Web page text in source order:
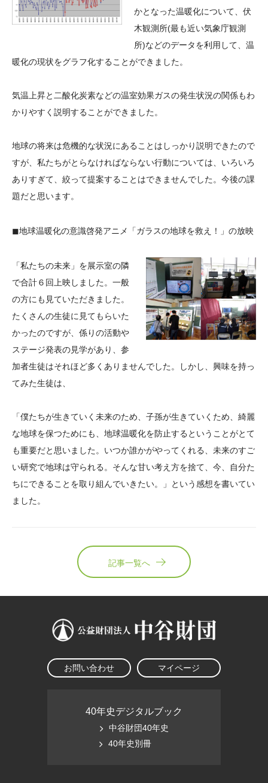
かとなった温暖化について、伏
木観測所(最も近い気象庁観測
所)などのデータを利用して、温
暖化の現状をグラフ化することができました。
気温上昇と二酸化炭素などの温室効果ガスの発生状況の関係もわ
かりやすく説明することができました。
地球の将来は危機的な状況にあることはしっかり説明できたので
すが、私たちがとらなければならない行動については、いろいろ
ありすぎて、絞って提案することはできませんでした。今後の課
題だと思います。
◼︎地球温暖化の意識啓発アニメ「ガラスの地球を救え！」の放映
「私たちの未来」を展示室の隣
で合計６回上映しました。一般
の方にも見ていただきました。
たくさんの生徒に見てもらいた
かったのですが、係りの活動や
ステージ発表の見学があり、参
加者生徒はそれほど多くありませんでした。しかし、興味を持っ
てみた生徒は、
「僕たちが生きていく未来のため、子孫が生きていくため、綺麗
な地球を保つためにも、地球温暖化を防止するということがとて
も重要だと思いました。いつか誰かがやってくれる、未来のすご
い研究で地球は守られる。そんな甘い考え方を捨て、今、自分た
ちにできることを取り組んでいきたい。」という感想を書いてい
ました。
記事一覧へ
お問い合わせ マイページ
40年史デジタルブック
中谷財団40年史
40年史別冊